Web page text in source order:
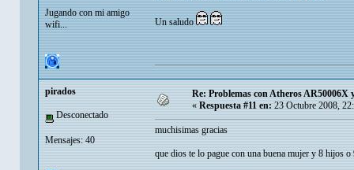
Jugando con mi amigo
wifi...
Un saludo
pirados
Desconectado
Mensajes: 40
Re: Problemas con Atheros AR50006X
« Respuesta #11 en: 23 Octubre 2008,
muchisimas gracias
que dios te lo pague con una buena mujer y 8 hijos o